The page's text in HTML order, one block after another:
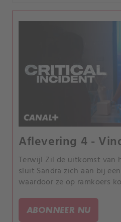
Aflevering 4 -
Terwijl Zil de uitkomst van
sluit Sandra zich aan bij
waardoor ze op ramkoers
ABONNEER NU